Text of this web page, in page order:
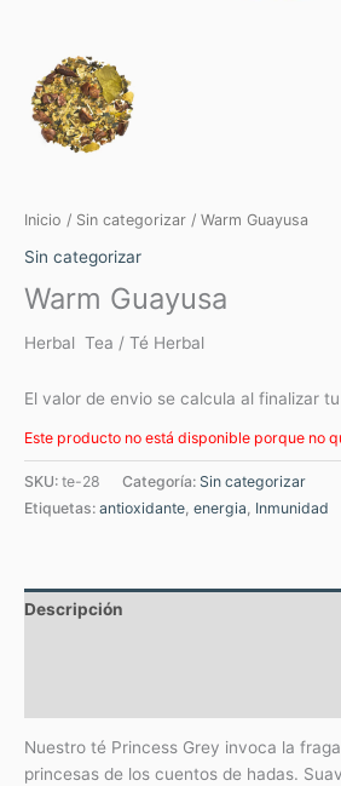
Inicio / Sin categorizar / Warm Guayusa
Sin categorizar
Warm Guayusa
Herbal Tea / Té Herbal
El valor de envio se calcula al finalizar
Este producto no está disponible porque no
SKU: te-28 Categoría: Sin categorizar
Etiquetas: antioxidante, energia, Inmunidad
Descripción
Nuestro té Princess Grey invoca la
princesas de los cuentos de hadas.